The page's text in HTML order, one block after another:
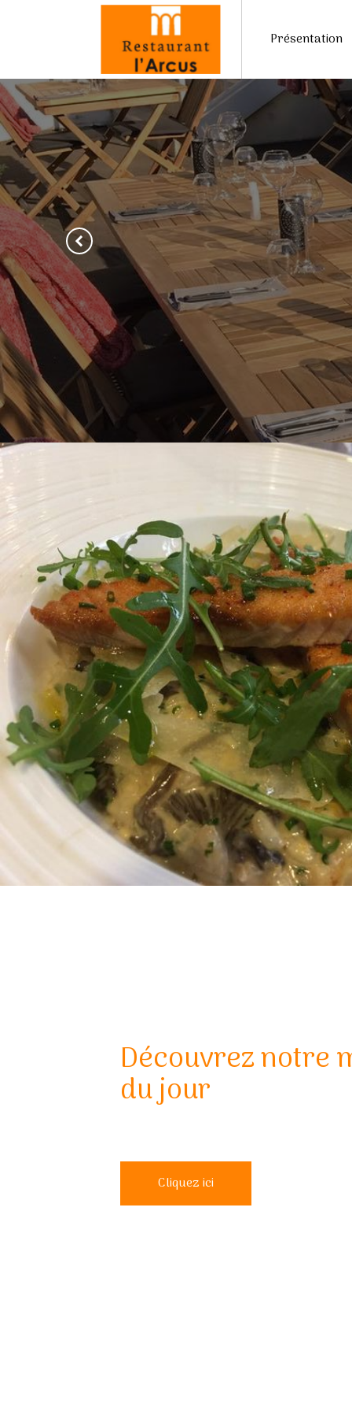
Présentation
Previous
Découvrez notre
du jour
Cliquez ici